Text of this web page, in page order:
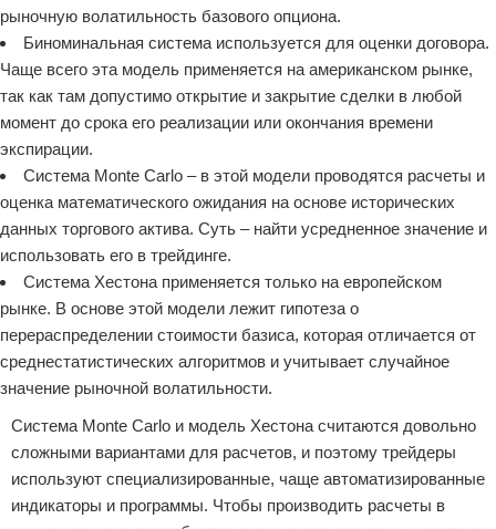
рыночную волатильность базового опциона.
Биноминальная система используется для оценки договора.
Чаще всего эта модель применяется на американском рынке,
так как там допустимо открытие и закрытие сделки в любой
момент до срока его реализации или окончания времени
экспирации.
Система Monte Carlo – в этой модели проводятся расчеты и
оценка математического ожидания на основе исторических
данных торгового актива. Суть – найти усредненное значение и
использовать его в трейдинге.
Система Хестона применяется только на европейском
рынке. В основе этой модели лежит гипотеза о
перераспределении стоимости базиса, которая отличается от
среднестатистических алгоритмов и учитывает случайное
значение рыночной волатильности.
Система Monte Carlo и модель Хестона считаются довольно
сложными вариантами для расчетов, и поэтому трейдеры
используют специализированные, чаще автоматизированные
индикаторы и программы. Чтобы производить расчеты в